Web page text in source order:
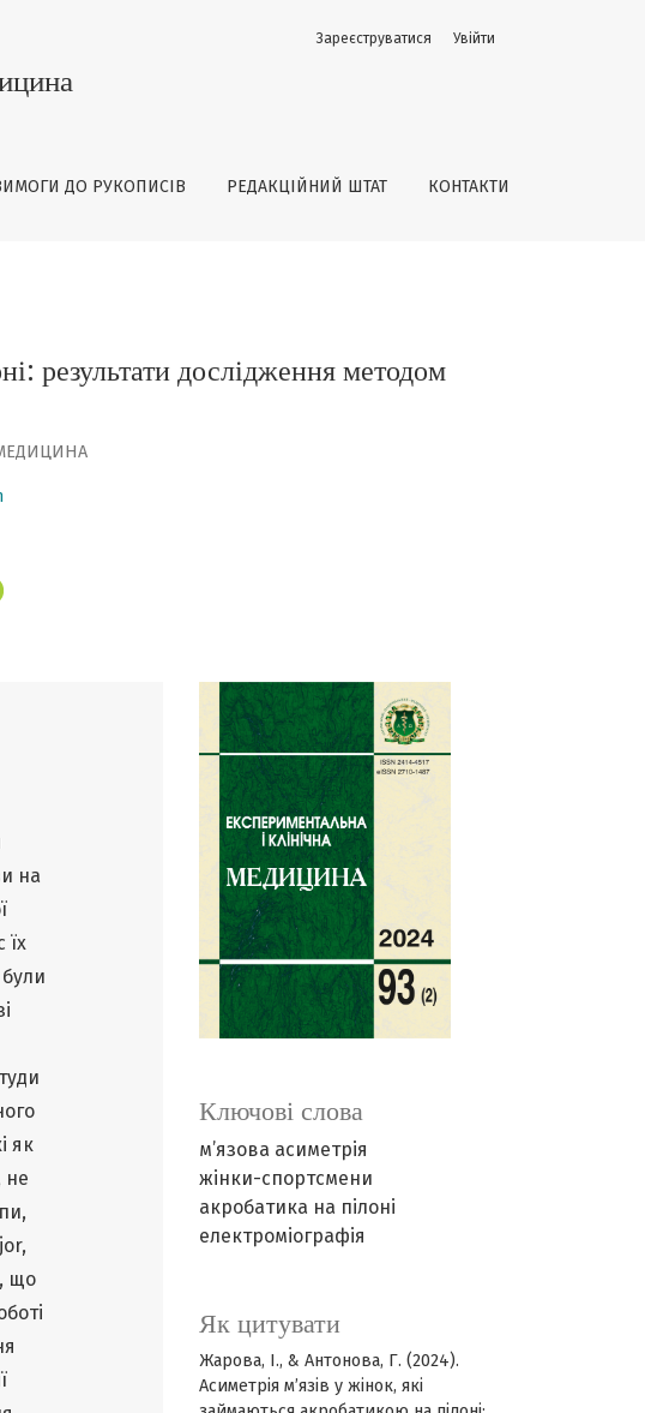
методом міографії
ДО РУКОПИСІВ РЕДАКЦІЙНИЙ ШТАТ КОНТАКТИ
Зареєструватися Увійти
результати дослідження методом
Ключові слова
м’язова асиметрія
жінки-спортсмени
акробатика на пілоні
електроміографія
Як цитувати
Жарова, І., & Антонова, Г. (2024).
Асиметрія м’язів у жінок, які
на
як
не
що